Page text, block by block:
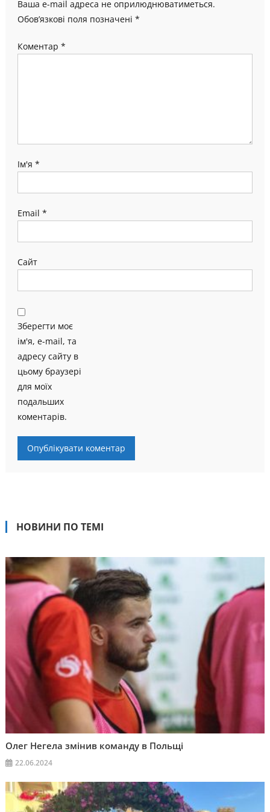
Ваша e-mail адреса не оприлюднюватиметься.
Обов’язкові поля позначені *
Коментар *
Ім'я *
Email *
Сайт
Зберегти моє
ім'я, e-mail, та
адресу сайту в
цьому браузері
для моїх
подальших
коментарів.
НОВИНИ ПО ТЕМІ
Олег Негела змінив команду в Польщі
22.06.2024